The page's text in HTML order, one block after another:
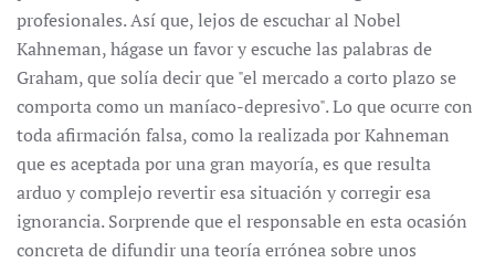
profesionales. Así que, lejos de escuchar al Nobel
Kahneman, hágase un favor y escuche las palabras de
Graham, que solía decir que "el mercado a corto plazo se
comporta como un maníaco-depresivo". Lo que ocurre con
toda afirmación falsa, como la realizada por Kahneman
que es aceptada por una gran mayoría, es que resulta
arduo y complejo revertir esa situación y corregir esa
ignorancia. Sorprende que el responsable en esta ocasión
concreta de difundir una teoría errónea sobre unos